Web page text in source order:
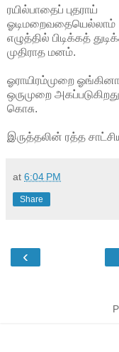
ரயில்பாதைப் புதராய்
ஓடிமறைவதையெல்லாம்
எழுத்தில் பிடிக்கத்
முதிராத மனம்.
ஓராயிரம்முறை
ஒருமுறை அகப்படுகிறது
கொசு.
இருத்தலின் ரத்த
at 6:04 PM
Share
‹